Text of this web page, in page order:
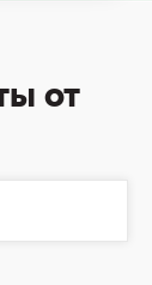
от